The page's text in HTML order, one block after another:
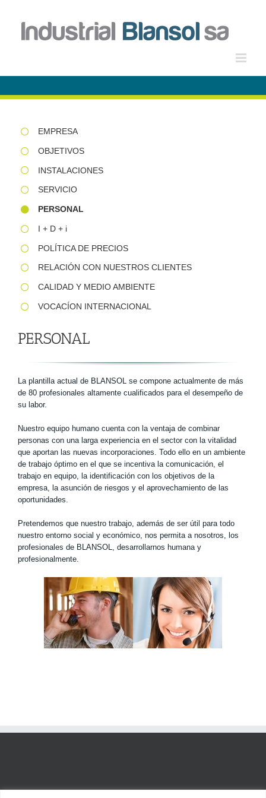
contenido
EMPRESA
OBJETIVOS
INSTALACIONES
SERVICIO
PERSONAL
I + D + i
POLÍTICA DE PRECIOS
RELACIÓN CON NUESTROS CLIENTES
CALIDAD Y MEDIO AMBIENTE
VOCACÍON INTERNACIONAL
PERSONAL
La plantilla actual de BLANSOL se compone actualmente de más
de 80 profesionales altamente cualificados para el desempeño de
su labor.
Nuestro equipo humano cuenta con la ventaja de combinar
personas con una larga experiencia en el sector con la vitalidad
que aportan las nuevas incorporaciones. Todo ello en un ambiente
de trabajo óptimo en el que se incentiva la comunicación, el
trabajo en equipo, la identificación con los objetivos de la
empresa, la asunción de riesgos y el aprovechamiento de las
oportunidades.
Pretendemos que nuestro trabajo, además de ser útil para todo
nuestro entorno social y económico, nos permita a nosotros, los
profesionales de BLANSOL, desarrollarnos humana y
profesionalmente.